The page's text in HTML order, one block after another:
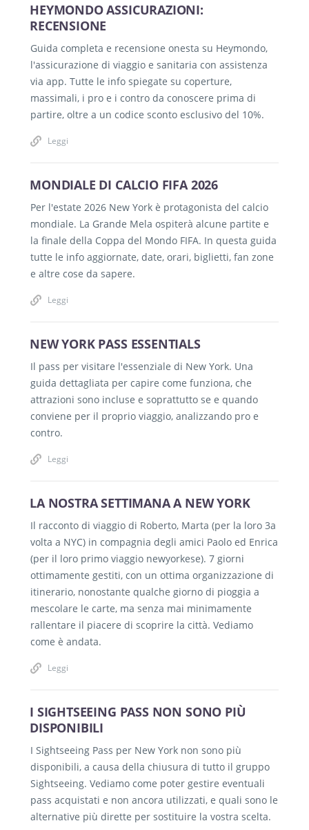
HEYMONDO ASSICURAZIONI:
RECENSIONE
Guida completa e recensione onesta su Heymondo,
l'assicurazione di viaggio e sanitaria con assistenza
via app. Tutte le info spiegate su coperture,
massimali, i pro e i contro da conoscere prima di
partire, oltre a un codice sconto esclusivo del 10%.
Leggi
MONDIALE DI CALCIO FIFA 2026
Per l'estate 2026 New York è protagonista del calcio
mondiale. La Grande Mela ospiterà alcune partite e
la finale della Coppa del Mondo FIFA. In questa guida
tutte le info aggiornate, date, orari, biglietti, fan zone
e altre cose da sapere.
Leggi
NEW YORK PASS ESSENTIALS
Il pass per visitare l'essenziale di New York. Una
guida dettagliata per capire come funziona, che
attrazioni sono incluse e soprattutto se e quando
conviene per il proprio viaggio, analizzando pro e
contro.
Leggi
LA NOSTRA SETTIMANA A NEW YORK
Il racconto di viaggio di Roberto, Marta (per la loro 3a
volta a NYC) in compagnia degli amici Paolo ed Enrica
(per il loro primo viaggio newyorkese). 7 giorni
ottimamente gestiti, con un ottima organizzazione di
itinerario, nonostante qualche giorno di pioggia a
mescolare le carte, ma senza mai minimamente
rallentare il piacere di scoprire la città. Vediamo
come è andata.
Leggi
I SIGHTSEEING PASS NON SONO PIÙ
DISPONIBILI
I Sightseeing Pass per New York non sono più
disponibili, a causa della chiusura di tutto il gruppo
Sightseeing. Vediamo come poter gestire eventuali
pass acquistati e non ancora utilizzati, e quali sono le
alternative più dirette per sostituire la vostra scelta.